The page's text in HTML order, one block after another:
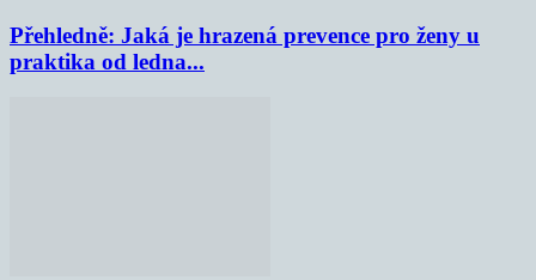
Přehledně: Jaká je hrazená prevence pro ženy u
praktika od ledna...